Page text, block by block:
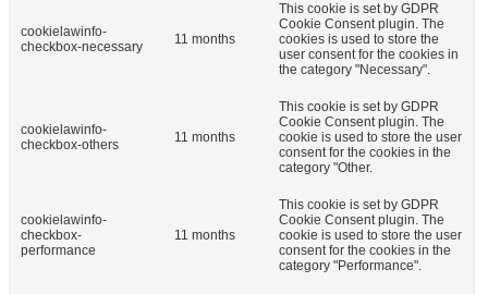
cookielawinfo-
checkbox-necessary
11 months
This cookie is set by GDPR
Cookie Consent plugin. The
cookies is used to store the
user consent for the cookies in
the category "Necessary".
cookielawinfo-
checkbox-others
11 months
This cookie is set by GDPR
Cookie Consent plugin. The
cookie is used to store the user
consent for the cookies in the
category "Other.
cookielawinfo-
checkbox-
performance
11 months
This cookie is set by GDPR
Cookie Consent plugin. The
cookie is used to store the user
consent for the cookies in the
category "Performance".